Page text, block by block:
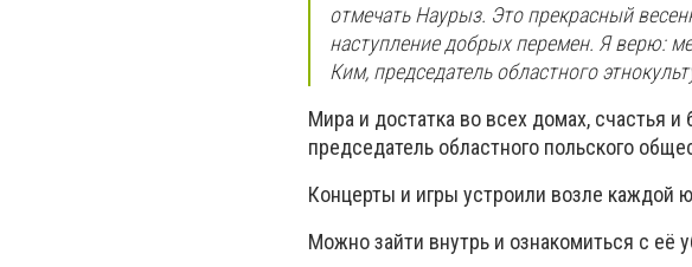
отмечать Наурыз. Это прекрасный
наступление добрых перемен. Я верю:
Ким, председатель областного
Мира и достатка во всех домах, счастья
председатель областного польского
Концерты и игры устроили возле каждой
Можно зайти внутрь и ознакомиться с её